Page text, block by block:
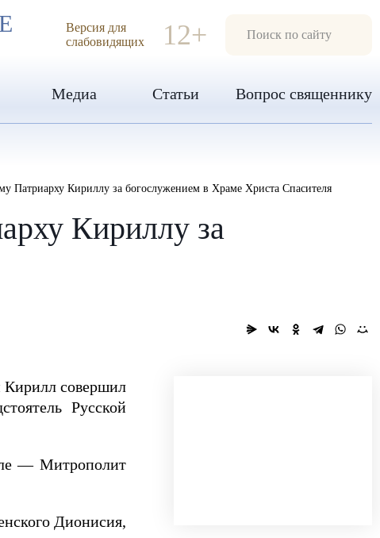
Версия для
слабовидящих
12+
Медиа Статьи Вопрос священнику
Патриарху Кириллу за богослужением в Храме Христа Спасителя
Кириллу за
Кирилл совершил
Русской
— Митрополит
Дионисия,